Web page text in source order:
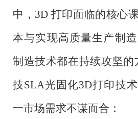
中，3D 打印面临的核心
本与实现高质量生产制
制造技术都在持续攻坚
技SLA光固化3D打印技
一市场需求不谋而合：